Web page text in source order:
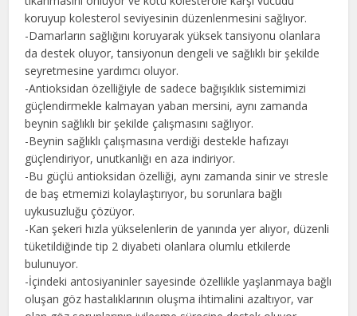
koruyup kolesterol seviyesinin düzenlenmesini sağlıyor.
-Damarların sağlığını koruyarak yüksek tansiyonu olanlara
da destek oluyor, tansiyonun dengeli ve sağlıklı bir şekilde
seyretmesine yardımcı oluyor.
-Antioksidan özelliğiyle de sadece bağışıklık sistemimizi
güçlendirmekle kalmayan yaban mersini, aynı zamanda
beynin sağlıklı bir şekilde çalışmasını sağlıyor.
-Beynin sağlıklı çalışmasına verdiği destekle hafızayı
güçlendiriyor, unutkanlığı en aza indiriyor.
-Bu güçlü antioksidan özelliği, aynı zamanda sinir ve stresle
de baş etmemizi kolaylaştırıyor, bu sorunlara bağlı
uykusuzluğu çözüyor.
-Kan şekeri hızla yükselenlerin de yanında yer alıyor, düzenli
tüketildiğinde tip 2 diyabeti olanlara olumlu etkilerde
bulunuyor.
-İçindeki antosiyaninler sayesinde özellikle yaşlanmaya bağlı
oluşan göz hastalıklarının oluşma ihtimalini azaltıyor, var